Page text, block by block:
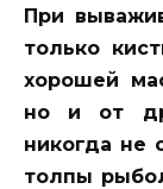
При
только
хорошей
но и от
никогда не
толпы